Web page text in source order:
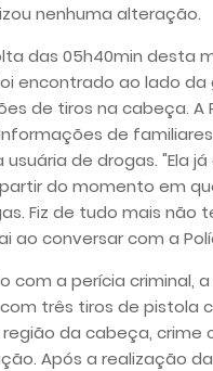
nenhuma alteração.
das 05h40min desta
encontrado ao lado da
de tiros na cabeça. A
de
usuária de drogas. "Ela
do momento em
Fiz de tudo mais não
ao conversar com a
com a perícia criminal,
três tiros de pistola
da cabeça, crime
Após a realização